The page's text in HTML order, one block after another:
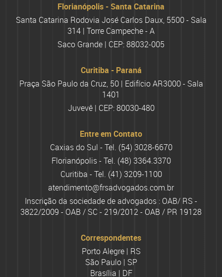
Florianópolis - Santa Catarina
Santa Catarina Rodovia José Carlos Daux, 5500 - Sala
314 | Torre Campeche - A
Saco Grande | CEP: 88032-005
Curitiba - Paraná
Praça São Paulo da Cruz, 50 | Edifício AR3000 - Sala
1401
Juvevê | CEP: 80030-480
Entre em Contato
Caxias do Sul - Tel. (54) 3028-6670
Florianópolis - Tel. (48) 3364.3370
Curitiba - Tel. (41) 3209-1100
atendimento@frsadvogados.com.br
Inscrição da sociedade de advogados : OAB/ RS -
3822/2009 - OAB / SC - 219/2012 - OAB / PR 19128
Correspondentes
Porto Alegre | RS
São Paulo | SP
Brasília | DF